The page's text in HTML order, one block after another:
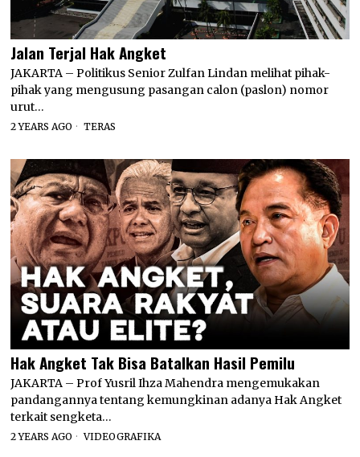
Jalan Terjal Hak Angket
JAKARTA – Politikus Senior Zulfan Lindan melihat pihak-
pihak yang mengusung pasangan calon (paslon) nomor
urut…
2 YEARS AGO TERAS
Hak Angket Tak Bisa Batalkan Hasil Pemilu
JAKARTA – Prof Yusril Ihza Mahendra mengemukakan
pandangannya tentang kemungkinan adanya Hak Angket
terkait sengketa…
2 YEARS AGO VIDEOGRAFIKA